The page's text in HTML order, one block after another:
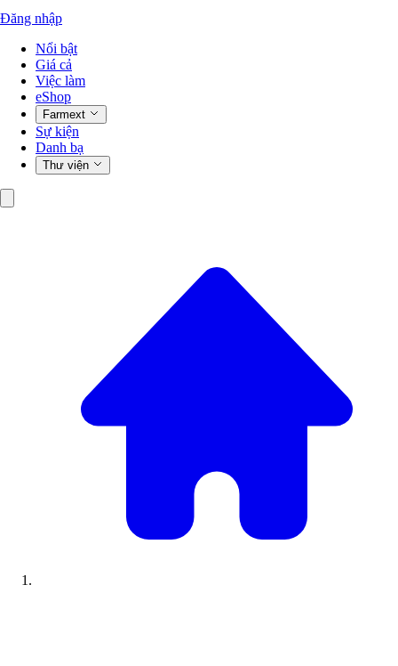
Đăng nhập
Nổi bật
Giá cả
Việc làm
eShop
Farmext
Sự kiện
Danh bạ
Thư viện